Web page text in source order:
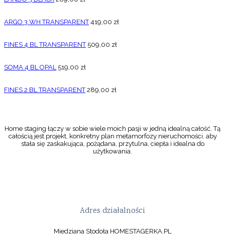
ARGO 3 WH TRANSPARENT 419,00 zł
FINES 4 BL TRANSPARENT 509,00 zł
SOMA 4 BL OPAL 519,00 zł
FINES 2 BL TRANSPARENT 289,00 zł
Home staging łączy w sobie wiele moich pasji w jedną idealną całość. Tą
całością jest projekt, konkretny plan metamorfozy nieruchomości, aby
stała się zaskakująca, pożądana, przytulna, ciepła i idealna do
użytkowania.
Adres działalności
Miedziana Stodoła HOMESTAGERKA.PL